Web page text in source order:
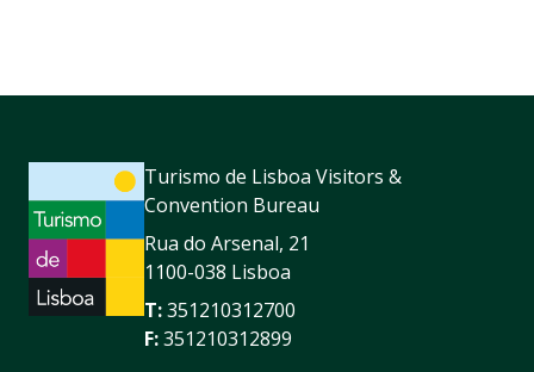
Turismo de Lisboa Visitors &
Convention Bureau
Rua do Arsenal, 21
1100-038 Lisboa
T:351210312700
F:351210312899